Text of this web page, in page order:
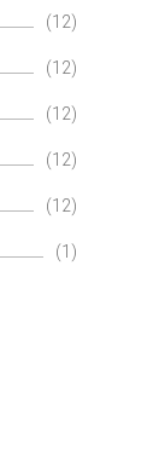
(12)
(12)
(12)
(12)
(12)
(1)